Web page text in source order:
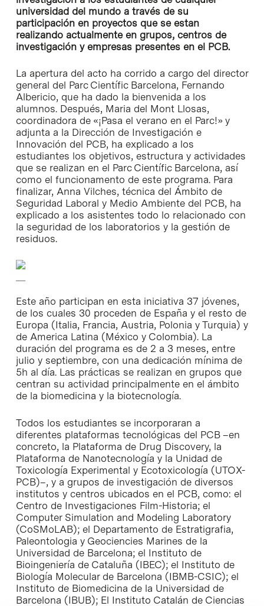
universidad del mundo a través de su
participación en proyectos que se estan
realizando actualmente en grupos, centros de
investigación y empresas presentes en el PCB.
La apertura del acto ha corrido a cargo del director
general del Parc Científic Barcelona, Fernando
Albericio, que ha dado la bienvenida a los
alumnos. Después, Maria del Mont Llosas,
coordinadora de «¡Pasa el verano en el Parc!» y
adjunta a la Dirección de Investigación e
Innovación del PCB, ha explicado a los
estudiantes los objetivos, estructura y actividades
que se realizan en el Parc Científic Barcelona, así
como el funcionamento de este programa. Para
finalizar, Anna Vilches, técnica del Ámbito de
Seguridad Laboral y Medio Ambiente del PCB, ha
explicado a los asistentes todo lo relacionado con
la seguridad de los laboratorios y la gestión de
residuos.
Este año participan en esta iniciativa 37 jóvenes,
de los cuales 30 proceden de España y el resto de
Europa (Italia, Francia, Austria, Polonia y Turquia) y
de America Latina (México y Colombia). La
duración del programa es de 2 a 3 meses, entre
julio y septiembre, con una dedicación mínima de
5h al día. Las prácticas se realizan en grupos que
centran su actividad principalmente en el ámbito
de la biomedicina y la biotecnología.
Todos los estudiantes se incorporaran a
diferentes plataformas tecnológicas del PCB –en
concreto, la Plataforma de Drug Discovery, la
Plataforma de Nanotecnología y la Unidad de
Toxicología Experimental y Ecotoxicología (UTOX-
PCB)–, y a grupos de investigación de diversos
institutos y centros ubicados en el PCB, como: el
Centro de Investigaciones Film-Historia; el
Computer Simulation and Modeling Laboratory
(CoSMoLAB); el Departamento de Estratigrafia,
Paleontologia y Geociencies Marines de la
Universidad de Barcelona; el Instituto de
Bioingeniería de Cataluña (IBEC); el Instituto de
Biología Molecular de Barcelona (IBMB-CSIC); el
Instituto de Biomedicina de la Universidad de
Barcelona (IBUB); El Instituto Catalán de Ciencias